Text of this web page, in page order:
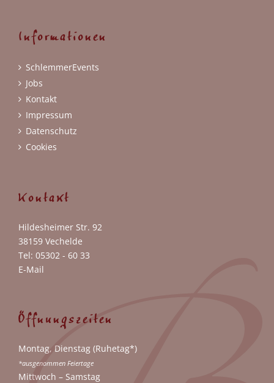
Informationen
SchlemmerEvents
Jobs
Kontakt
Impressum
Datenschutz
Cookies
Kontakt
Hildesheimer Str. 92
38159 Vechelde
Tel: 05302 - 60 33
E-Mail
Öffnungszeiten
Montag, Dienstag (Ruhetag*)
*ausgenommen Feiertage
Mittwoch – Samstag